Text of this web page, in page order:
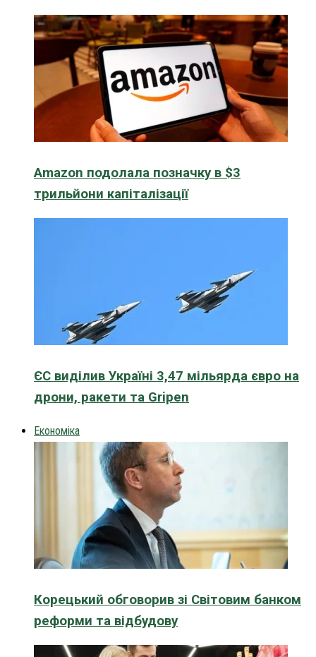
Amazon подолала позначку в $3
трильйони капіталізації
ЄС виділив Україні 3,47 мільярда євро на
дрони, ракети та Gripen
Економіка
Корецький обговорив зі Світовим банком
реформи та відбудову